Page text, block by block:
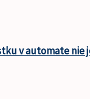
v automate nie